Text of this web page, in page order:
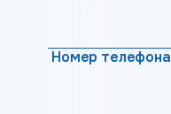
Номер телефона